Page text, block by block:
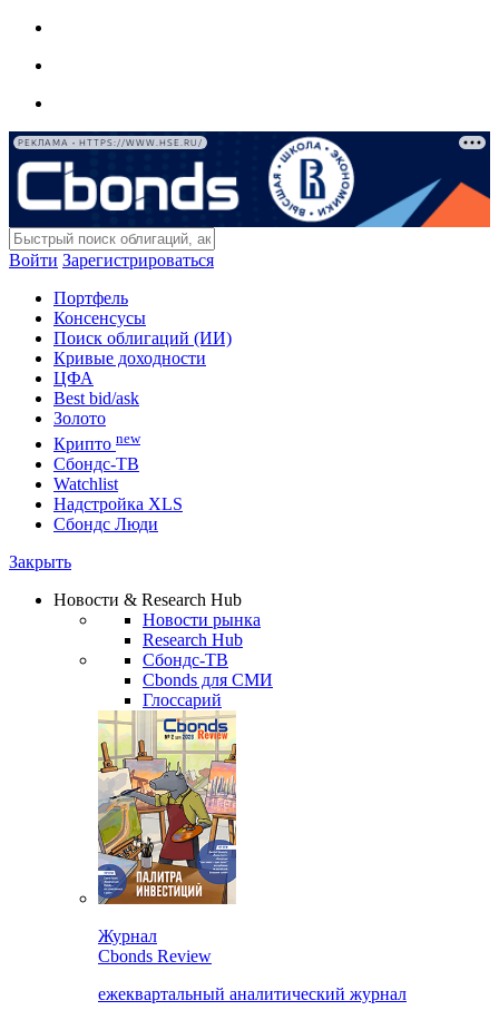
РЕКЛАМА • HTTPS://WWW.HSE.RU/
Войти Зарегистрироваться
Портфель
Консенсусы
Поиск облигаций (ИИ)
Кривые доходности
ЦФА
Best bid/ask
Золото
Крипто new
Сбондс-ТВ
Watchlist
Надстройка XLS
Сбондс Люди
Закрыть
Новости & Research Hub
Новости рынка
Research Hub
Сбондс-ТВ
Cbonds для СМИ
Глоссарий
Журнал
Cbonds Review
ежеквартальный аналитический журнал